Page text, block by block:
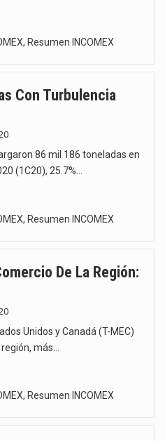
, Resumen INCOMEX
Con Turbulencia
86 mil 186 toneladas en
(1C20), 25.7%…
, Resumen INCOMEX
De La Región:
Unidos y Canadá (T-MEC)
más…
, Resumen INCOMEX